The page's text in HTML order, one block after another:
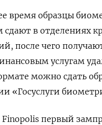
время образцы
сдают в отделениях
после чего
услугам
можно сдать
«Госуслуги
первый